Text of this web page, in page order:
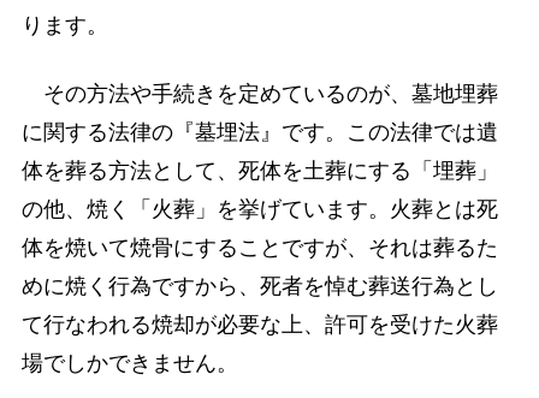
ります。
その方法や手続きを定めているのが、墓地埋葬
に関する法律の『墓埋法』です。この法律では遺
体を葬る方法として、死体を土葬にする「埋葬」
の他、焼く「火葬」を挙げています。火葬とは死
体を焼いて焼骨にすることですが、それは葬るた
めに焼く行為ですから、死者を悼む葬送行為とし
て行なわれる焼却が必要な上、許可を受けた火葬
場でしかできません。